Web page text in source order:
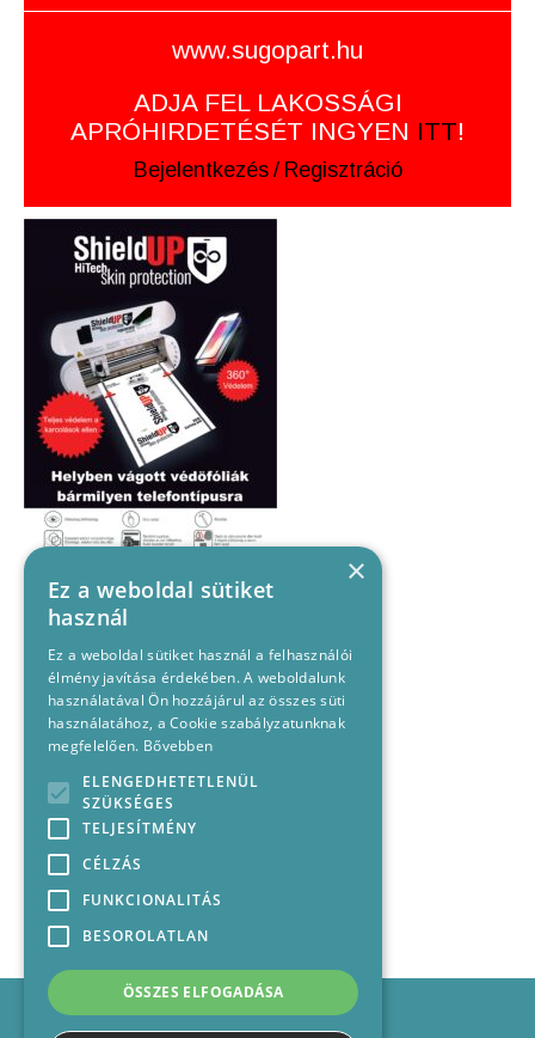
www.sugopart.hu
ADJA FEL LAKOSSÁGI
APRÓHIRDETÉSÉT INGYEN ITT!
Bejelentkezés / Regisztráció
Impresszum
Médiajánlat
×
Ez a weboldal sütiket
használ
Ez a weboldal sütiket használ a felhasználói
élmény javítása érdekében. A weboldalunk
használatával Ön hozzájárul az összes süti
használatához, a Cookie szabályzatunknak
megfelelően. Bővebben
ELENGEDHETETLENÜL
SZÜKSÉGES
TELJESÍTMÉNY
CÉLZÁS
FUNKCIONALITÁS
BESOROLATLAN
ÖSSZES ELFOGADÁSA